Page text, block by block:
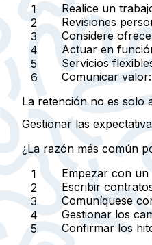
Realice un
Revisiones
Considere
Actuar en
Servicios
Comunicar valor:
La retención no es solo
Gestionar las
¿La razón más común
Empezar con
Escribir
Comuníquese
Gestionar los
Confirmar los